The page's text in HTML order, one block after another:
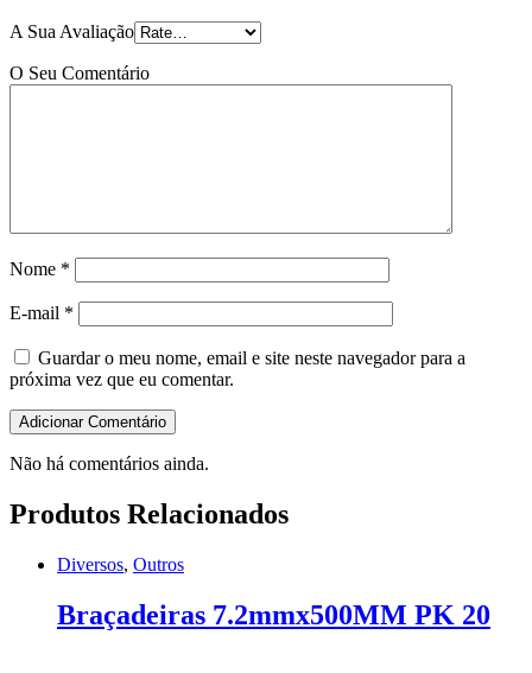
A Sua Avaliação
O Seu Comentário
Nome *
E-mail *
Guardar o meu nome, email e site neste navegador para a
próxima vez que eu comentar.
Não há comentários ainda.
Produtos Relacionados
Diversos, Outros
Braçadeiras 7.2mmx500MM PK 20